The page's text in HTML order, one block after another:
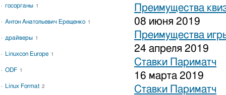
Преимущества
08 июня 2019
Преимущества
24 апреля 2019
Ставки Париматч
16 марта 2019
Ставки Париматч
госорганы 1
Антон Анатольевич Ерещенко 1
драйверы 1
Linuxcon Europe 1
ODF 1
Linux Format 2